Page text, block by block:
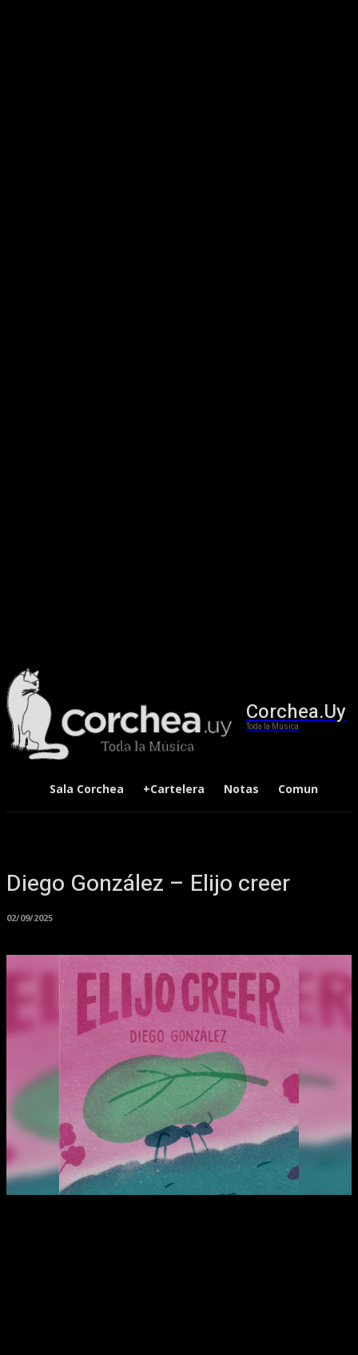
Corchea.Uy
Toda la Música
Sala Corchea +Cartelera Notas Comunidad
Diego González – Elijo creer
02/09/2025
Facebook X WhatsApp Email